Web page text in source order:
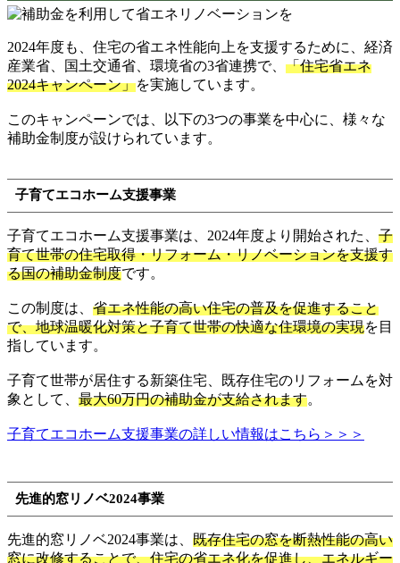
2024年度も、住宅の省エネ性能向上を支援するために、経済
産業省、国土交通省、環境省の3省連携で、 「住宅省エネ
2024キャンペーン」を実施しています。
このキャンペーンでは、以下の3つの事業を中心に、様々な
補助金制度が設けられています。
子育てエコホーム支援事業
子育てエコホーム支援事業は、2024年度より開始された、 子
育て世帯の住宅取得・リフォーム・リノベーションを支援す
る国の補助金制度です。
この制度は、 省エネ性能の高い住宅の普及を促進すること
で、地球温暖化対策と子育て世帯の快適な住環境の実現を目
指しています。
子育て世帯が居住する新築住宅、既存住宅のリフォームを対
象として、 最大60万円の補助金が支給されます。
子育てエコホーム支援事業の詳しい情報はこちら＞＞＞
先進的窓リノベ2024事業
先進的窓リノベ2024事業は、 既存住宅の窓を断熱性能の高い
窓に改修することで、住宅の省エネ化を促進し、エネルギー